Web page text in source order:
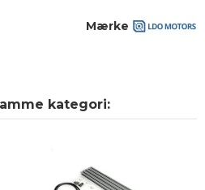
Mærke
kategori: